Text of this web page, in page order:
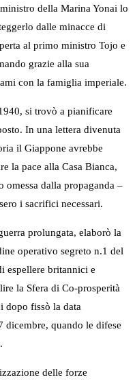
della Marina Yonai lo
dalle minacce di
al primo ministro Tojo e
grazie alla sua
con la famiglia imperiale.
si trovò a pianificare
In una lettera divenuta
il Giappone avrebbe
la pace alla Casa Bianca,
omessa dalla propaganda –
i sacrifici necessari.
prolungata, elaborò la
operativo segreto n.1 del
espellere britannici e
la Sfera di Co-prosperità
dopo fissò la data
dicembre, quando le difese
delle forze